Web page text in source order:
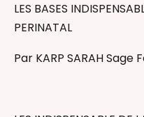
LES BASES
PERINATAL
Par KARP SARAH